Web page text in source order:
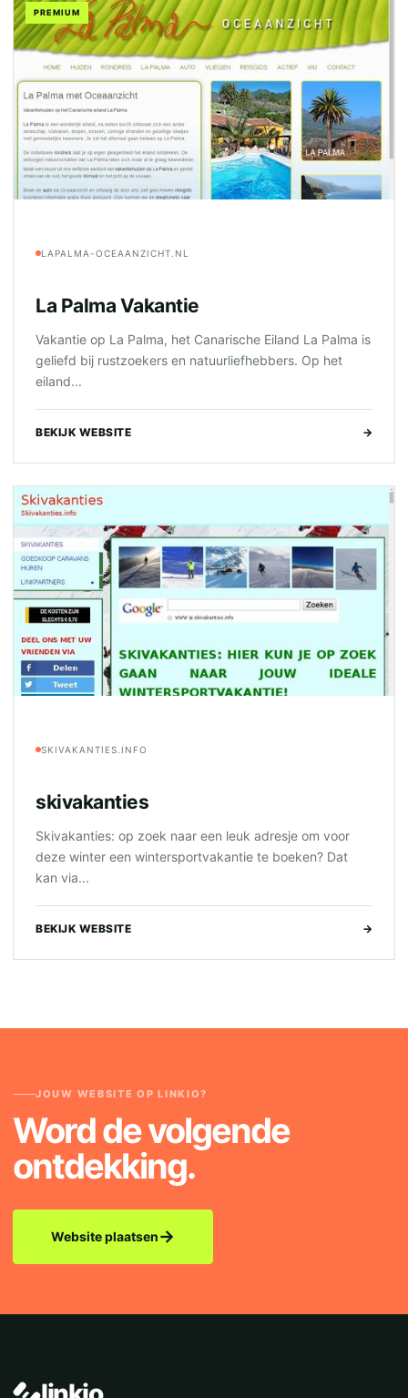
PREMIUM
LAPALMA-OCEAANZICHT.NL
La Palma Vakantie
Vakantie op La Palma, het Canarische Eiland La Palma is
geliefd bij rustzoekers en natuurliefhebbers. Op het
eiland...
BEKIJK WEBSITE →
SKIVAKANTIES.INFO
skivakanties
Skivakanties: op zoek naar een leuk adresje om voor
deze winter een wintersportvakantie te boeken? Dat
kan via...
BEKIJK WEBSITE →
JOUW WEBSITE OP LINKIO?
Word de volgende
ontdekking.
Website plaatsen→